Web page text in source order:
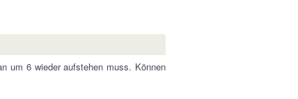
um 6 wieder aufstehen muss. Können